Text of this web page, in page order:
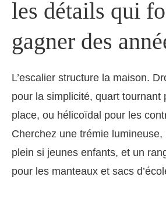
les détails qui
gagner des
L’escalier structure la maison.
pour la simplicité, quart tournant
place, ou hélicoïdal pour les
Cherchez une trémie
plein si jeunes enfants, et un
pour les manteaux et sacs